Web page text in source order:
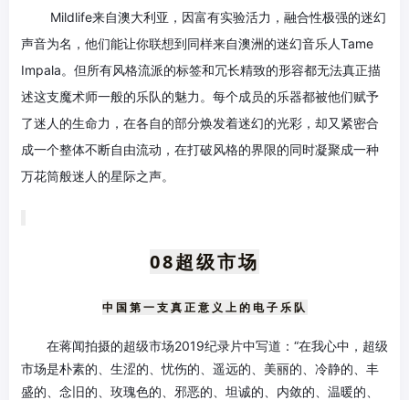
Mildlife来自澳大利亚，因富有实验活力，融合性极强的迷幻
声音为名，他们能让你联想到同样来自澳洲的迷幻音乐人Tame
Impala。但所有风格流派的标签和冗长精致的形容都无法真正描
述这支魔术师一般的乐队的魅力。每个成员的乐器都被他们赋予
了迷人的生命力，在各自的部分焕发着迷幻的光彩，却又紧密合
成一个整体不断自由流动，在打破风格的界限的同时凝聚成一种
万花筒般迷人的星际之声。
08超级市场
中国第一支真正意义上的电子乐队
在蒋闻拍摄的超级市场2019纪录片中写道：“在我心中，超级
市场是朴素的、生涩的、忧伤的、遥远的、美丽的、冷静的、丰
盛的、念旧的、玫瑰色的、邪恶的、坦诚的、内敛的、温暖的、